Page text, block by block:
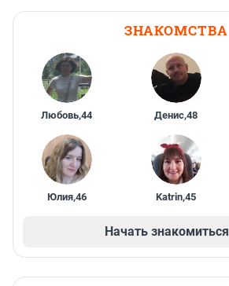
ЗНАКОМСТВА
Любовь,44 Денис,48
Юлия,46 Katrin,45
Начать знакомиться